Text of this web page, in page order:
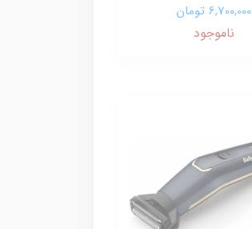
6,700,000 تومان
ناموجود